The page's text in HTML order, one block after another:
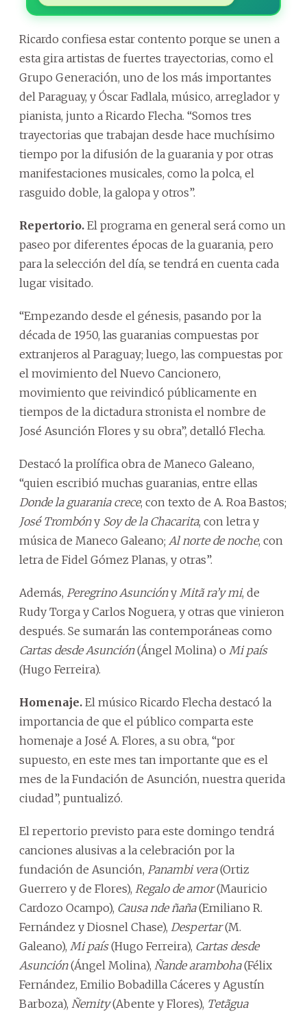
Ricardo confiesa estar contento porque se unen a
esta gira artistas de fuertes trayectorias, como el
Grupo Generación, uno de los más importantes
del Paraguay, y Óscar Fadlala, músico, arreglador y
pianista, junto a Ricardo Flecha. “Somos tres
trayectorias que trabajan desde hace muchísimo
tiempo por la difusión de la guarania y por otras
manifestaciones musicales, como la polca, el
rasguido doble, la galopa y otros”.
Repertorio. El programa en general será como un
paseo por diferentes épocas de la guarania, pero
para la selección del día, se tendrá en cuenta cada
lugar visitado.
“Empezando desde el génesis, pasando por la
década de 1950, las guaranias compuestas por
extranjeros al Paraguay; luego, las compuestas por
el movimiento del Nuevo Cancionero,
movimiento que reivindicó públicamente en
tiempos de la dictadura stronista el nombre de
José Asunción Flores y su obra”, detalló Flecha.
Destacó la prolífica obra de Maneco Galeano,
“quien escribió muchas guaranias, entre ellas
Donde la guarania crece, con texto de A. Roa Bastos;
José Trombóny Soy de la Chacarita, con letra y
música de Maneco Galeano; Al norte de noche, con
letra de Fidel Gómez Planas, y otras”.
Además, Peregrino Asuncióny Mitã ra’y mi, de
Rudy Torga y Carlos Noguera, y otras que vinieron
después. Se sumarán las contemporáneas como
Cartas desde Asunción(Ángel Molina) o Mi país
(Hugo Ferreira).
Homenaje. El músico Ricardo Flecha destacó la
importancia de que el público comparta este
homenaje a José A. Flores, a su obra, “por
supuesto, en este mes tan importante que es el
mes de la Fundación de Asunción, nuestra querida
ciudad”, puntualizó.
El repertorio previsto para este domingo tendrá
canciones alusivas a la celebración por la
fundación de Asunción, Panambi vera(Ortiz
Guerrero y de Flores), Regalo de amor(Mauricio
Cardozo Ocampo), Causa nde ñaña(Emiliano R.
Fernández y Diosnel Chase), Despertar(M.
Galeano), Mi país(Hugo Ferreira), Cartas desde
Asunción(Ángel Molina), Ñande aramboha(Félix
Fernández, Emilio Bobadilla Cáceres y Agustín
Barboza), Ñemity(Abente y Flores), Tetãgua